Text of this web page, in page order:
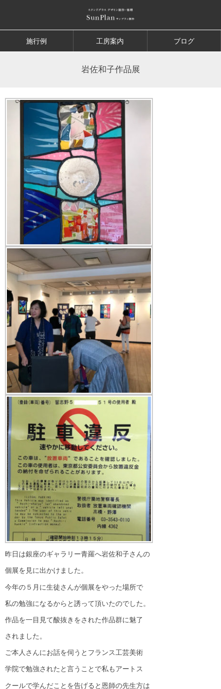
施行例 工房案内 ブログ
岩佐和子作品展
昨日は銀座のギャラリー青羅へ岩佐和子さんの
個展を見に出かけました。
今年の５月に生徒さんが個展をやった場所で
私の勉強になるからと誘って頂いたのでした。
作品を一目見て酸抜きをされた作品群に魅了
されました。
ご本人さんにお話を伺うとフランス工芸美術
学院で勉強されたと言うことで私もアートス
クールで学んだことを告げると恩師の先生方は